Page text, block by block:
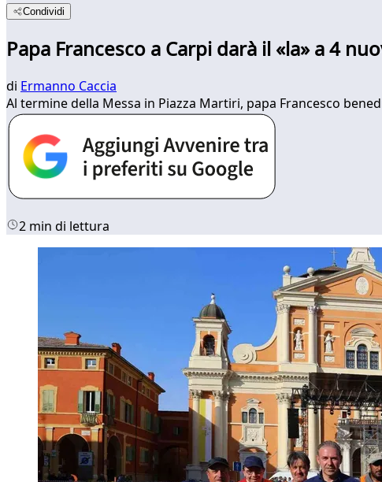
Condividi
Papa Francesco a Carpi darà il «la» a 4
di Ermanno Caccia
Al termine della Messa in Piazza Martiri, papa Francesco
2 min di lettura